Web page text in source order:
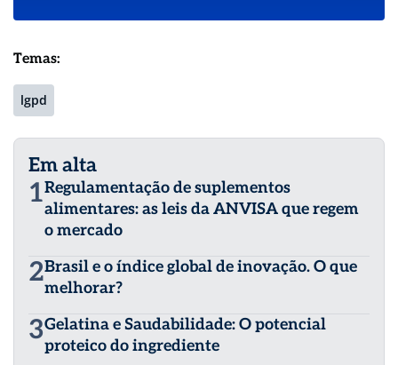
Temas:
lgpd
Em alta
1Regulamentação de suplementos
alimentares: as leis da ANVISA que regem
o mercado
2Brasil e o índice global de inovação. O que
melhorar?
3Gelatina e Saudabilidade: O potencial
proteico do ingrediente